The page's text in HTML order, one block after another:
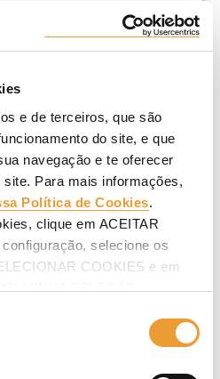
e de terceiros, que são
do site, e que
navegação e te oferecer
Para mais informações,
Política de Cookies.
clique em ACEITAR
selecione os
COOKIES e em
MINHA SELEÇÃO.